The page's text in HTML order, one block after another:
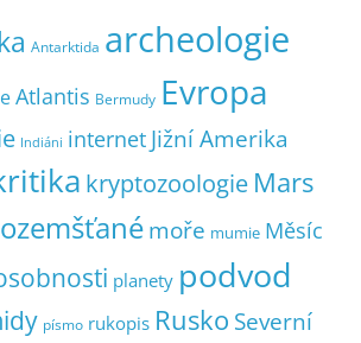
Antarktida archeologie
Atlantis Bermudy Evropa
Indiáni internet Jižní Amerika
kryptozoologie Mars
moře mumie Měsíc
planety podvod
písmo rukopis Rusko Severní